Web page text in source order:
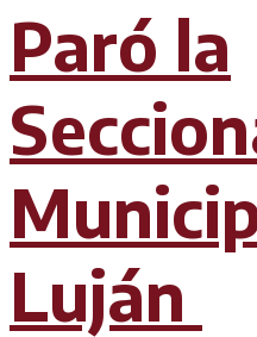
Paró la
Luján